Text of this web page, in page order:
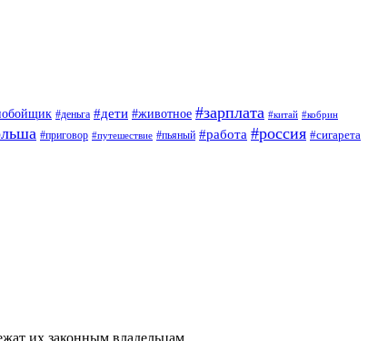
#деньга #дети #животное #зарплата #китай #кобрин
#приговор #путешествие #пьяный #работа #россия #сигарета
их законным владельцам.